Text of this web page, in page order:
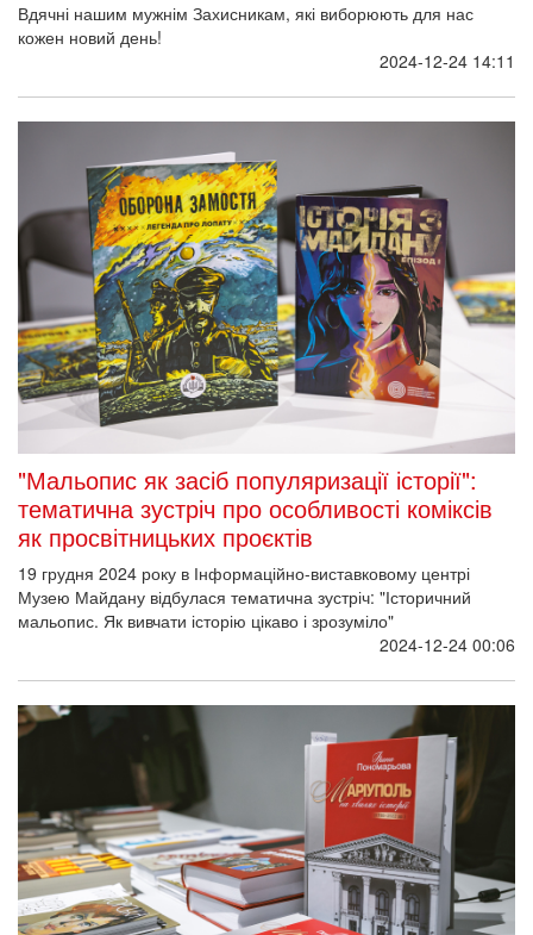
Вдячні нашим мужнім Захисникам, які виборюють для нас
кожен новий день!
2024-12-24 14:11
"Мальопис як засіб популяризації історії":
тематична зустріч про особливості коміксів
як просвітницьких проєктів
19 грудня 2024 року в Інформаційно-виставковому центрі
Музею Майдану відбулася тематична зустріч: "Історичний
мальопис. Як вивчати історію цікаво і зрозуміло"
2024-12-24 00:06